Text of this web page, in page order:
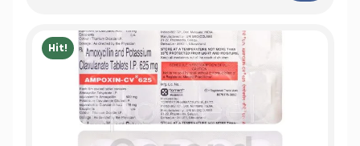
Hit!